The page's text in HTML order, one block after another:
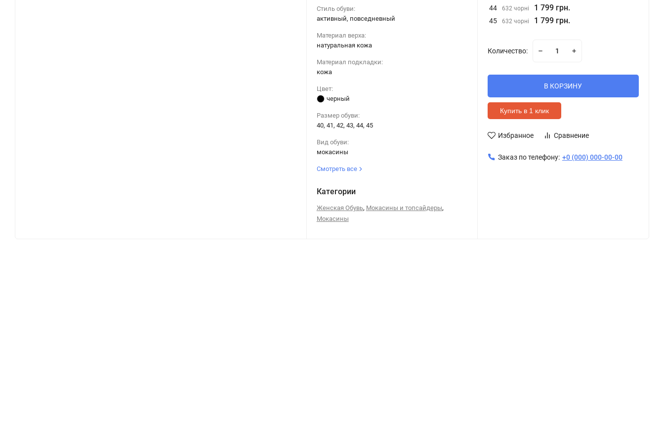
Стиль обуви:
активный, повседневный
Материал верха:
натуральная кожа
Материал подкладки:
кожа
Цвет:
черный
Размер обуви:
40, 41, 42, 43, 44, 45
Вид обуви:
мокасины
Смотреть все
Категории
Женская Обувь, Мокасины и топсайдеры,
Мокасины
44 632 чорні 1 799 грн.
45 632 чорні 1 799 грн.
Количество:
В КОРЗИНУ
Купить в 1 клик
Избранное Сравнение
Заказ по телефону: +0 (000) 000-00-00